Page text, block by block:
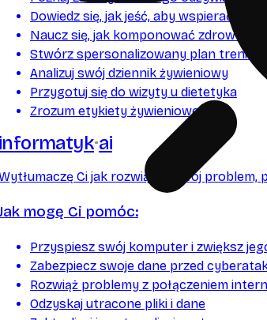
Dowiedz się, jak jeść, aby wspierać
Naucz się, jak komponować zdrowe
Stwórz spersonalizowany plan
Analizuj swój dziennik żywieniowy
Przygotuj się do wizyty u dietetyka
Zrozum etykiety żywieniowe
informatyk ai
Ci jak rozwiązać Twój problem,
mogę Ci pomóc:
Przyspiesz swój komputer i zwiększ
Zabezpiecz swoje dane przed
Rozwiąż problemy z połączeniem
Odzyskaj utracone pliki i dane